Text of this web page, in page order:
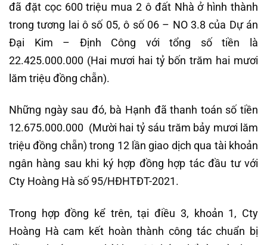
đã đặt cọc 600 triệu mua 2 ô đất Nhà ở hình thành
trong tương lai ô số 05, ô số 06 – NO 3.8 của Dự án
Đại Kim – Định Công với tổng số tiền là
22.425.000.000 (Hai mươi hai tỷ bốn trăm hai mươi
lăm triệu đồng chẵn).
Những ngày sau đó, bà Hạnh đã thanh toán số tiền
12.675.000.000 (Mười hai tỷ sáu trăm bảy mươi lăm
triệu đồng chẵn) trong 12 lần giao dịch qua tài khoản
ngân hàng sau khi ký hợp đồng hợp tác đầu tư với
Cty Hoàng Hà số 95/HĐHTĐT-2021.
Trong hợp đồng kể trên, tại điều 3, khoản 1, Cty
Hoàng Hà cam kết hoàn thành công tác chuẩn bị